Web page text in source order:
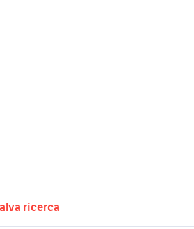
ricerca